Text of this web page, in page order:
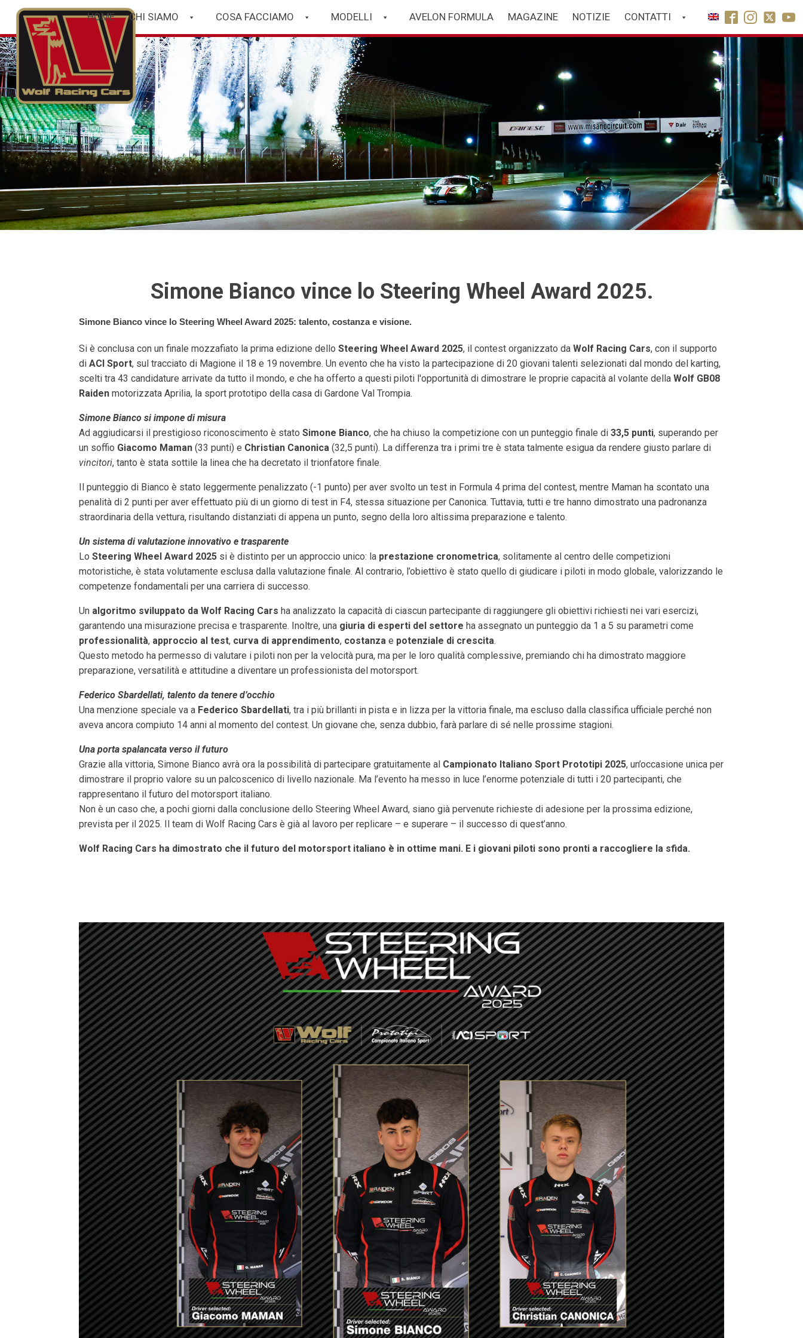
HOME CHI SIAMO COSA FACCIAMO MODELLI AVELON FORMULA MAGAZINE NOTIZIE CONTATTI
Simone Bianco vince lo Steering Wheel Award 2025.
Simone Bianco vince lo Steering Wheel Award 2025: talento, costanza e visione.
Si è conclusa con un finale mozzafiato la prima edizione dello Steering Wheel Award 2025, il contest organizzato da Wolf Racing Cars, con il supporto
di ACI Sport, sul tracciato di Magione il 18 e 19 novembre. Un evento che ha visto la partecipazione di 20 giovani talenti selezionati dal mondo del karting,
scelti tra 43 candidature arrivate da tutto il mondo, e che ha offerto a questi piloti l'opportunità di dimostrare le proprie capacità al volante della Wolf GB08
Raiden motorizzata Aprilia, la sport prototipo della casa di Gardone Val Trompia.
Simone Bianco si impone di misura
Ad aggiudicarsi il prestigioso riconoscimento è stato Simone Bianco, che ha chiuso la competizione con un punteggio finale di 33,5 punti, superando per
un soffio Giacomo Maman (33 punti) e Christian Canonica (32,5 punti). La differenza tra i primi tre è stata talmente esigua da rendere giusto parlare di
vincitori, tanto è stata sottile la linea che ha decretato il trionfatore finale.
Il punteggio di Bianco è stato leggermente penalizzato (-1 punto) per aver svolto un test in Formula 4 prima del contest, mentre Maman ha scontato una
penalità di 2 punti per aver effettuato più di un giorno di test in F4, stessa situazione per Canonica. Tuttavia, tutti e tre hanno dimostrato una padronanza
straordinaria della vettura, risultando distanziati di appena un punto, segno della loro altissima preparazione e talento.
Un sistema di valutazione innovativo e trasparente
Lo Steering Wheel Award 2025 si è distinto per un approccio unico: la prestazione cronometrica, solitamente al centro delle competizioni
motoristiche, è stata volutamente esclusa dalla valutazione finale. Al contrario, l’obiettivo è stato quello di giudicare i piloti in modo globale, valorizzando le
competenze fondamentali per una carriera di successo.
Un algoritmo sviluppato da Wolf Racing Cars ha analizzato la capacità di ciascun partecipante di raggiungere gli obiettivi richiesti nei vari esercizi,
garantendo una misurazione precisa e trasparente. Inoltre, una giuria di esperti del settore ha assegnato un punteggio da 1 a 5 su parametri come
professionalità, approccio al test, curva di apprendimento, costanza e potenziale di crescita.
Questo metodo ha permesso di valutare i piloti non per la velocità pura, ma per le loro qualità complessive, premiando chi ha dimostrato maggiore
preparazione, versatilità e attitudine a diventare un professionista del motorsport.
Federico Sbardellati, talento da tenere d’occhio
Una menzione speciale va a Federico Sbardellati, tra i più brillanti in pista e in lizza per la vittoria finale, ma escluso dalla classifica ufficiale perché non
aveva ancora compiuto 14 anni al momento del contest. Un giovane che, senza dubbio, farà parlare di sé nelle prossime stagioni.
Una porta spalancata verso il futuro
Grazie alla vittoria, Simone Bianco avrà ora la possibilità di partecipare gratuitamente al Campionato Italiano Sport Prototipi 2025, un’occasione unica per
dimostrare il proprio valore su un palcoscenico di livello nazionale. Ma l’evento ha messo in luce l’enorme potenziale di tutti i 20 partecipanti, che
rappresentano il futuro del motorsport italiano.
Non è un caso che, a pochi giorni dalla conclusione dello Steering Wheel Award, siano già pervenute richieste di adesione per la prossima edizione,
prevista per il 2025. Il team di Wolf Racing Cars è già al lavoro per replicare – e superare – il successo di quest’anno.
Wolf Racing Cars ha dimostrato che il futuro del motorsport italiano è in ottime mani. E i giovani piloti sono pronti a raccogliere la sfida.